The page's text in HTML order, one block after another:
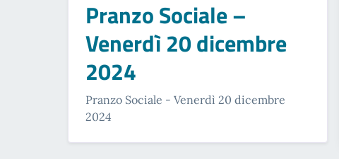
Pranzo Sociale –
Venerdì 20 dicembre
2024
Pranzo Sociale - Venerdì 20 dicembre
2024